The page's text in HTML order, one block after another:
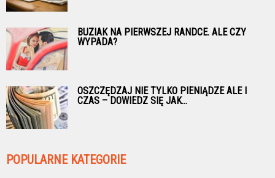
BUZIAK NA PIERWSZEJ RANDCE. ALE CZY
WYPADA?
OSZCZĘDZAJ NIE TYLKO PIENIĄDZE ALE I
CZAS – DOWIEDZ SIĘ JAK...
POPULARNE KATEGORIE